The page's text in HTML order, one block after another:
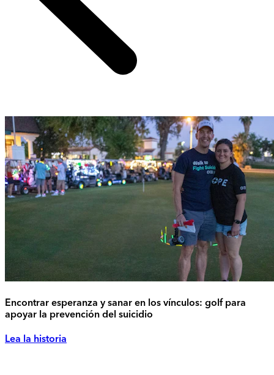
Encontrar esperanza y sanar en los vínculos: golf para
apoyar la prevención del suicidio
Lea la historia